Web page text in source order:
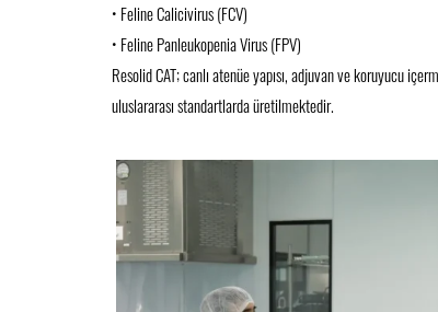
• Feline Calicivirus (FCV)
• Feline Panleukopenia Virus (FPV)
Resolid CAT; canlı atenüe yapısı, adjuvan ve koruyucu
uluslararası standartlarda üretilmektedir.